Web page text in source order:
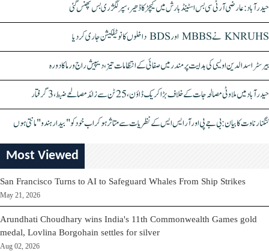
حیدرآباد: عارضی آر ٹی سی بس اسٹینڈ بارش میں کیچڑ کا ڈھیر، سپر لگژری بس پھنس گئی
KNRUHS نے MBBS اور BDS داخلوں کا نوٹیفکیشن جاری کر دیا
بیرسٹر اسدالدین اویسی کی ہدایت پر مندر میں صفائی کے انتظامات تیز، دیپیش راج ورما کا دورہ
حیدرآباد میں ملاوٹی مصالحہ جات کے خلاف بڑا کریک ڈاؤن، 25 ٹن سے زائد مصالحے ضبط، 3 گرفتار
کنگنا رناوت کا بیان: بی جے پی اور آر ایس ایس کے نظریات سے متاثر ہو کر اب خود کو "بیدار ہندو" مانتی ہوں
Most Viewed
San Francisco Turns to AI to Safeguard Whales From Ship Strikes
May 21, 2026
Arundhati Choudhary wins India's 11th Commonwealth Games gold
medal, Lovlina Borgohain settles for silver
Aug 02, 2026